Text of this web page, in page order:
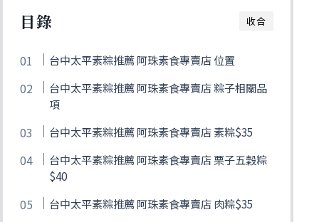
收合
目錄
台中太平素粽推薦 阿珠素食專賣店 位置
台中太平素粽推薦 阿珠素食專賣店 粽子相關品
項
台中太平素粽推薦 阿珠素食專賣店 素粽$35
台中太平素粽推薦 阿珠素食專賣店 栗子五穀粽
$40
台中太平素粽推薦 阿珠素食專賣店 肉粽$35